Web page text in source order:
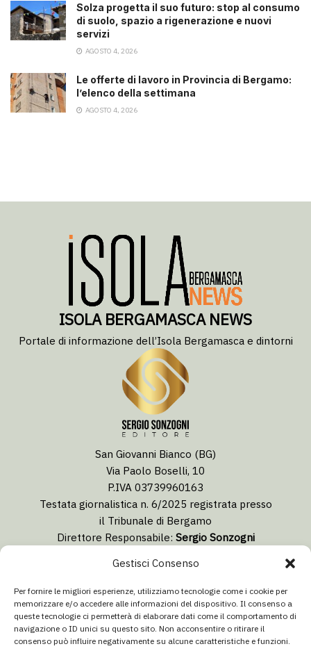
Gestisci Consenso
Per fornire le migliori esperienze, utilizziamo tecnologie come i cookie per
memorizzare e/o accedere alle informazioni del dispositivo. Il consenso a
queste tecnologie ci permetterà di elaborare dati come il comportamento di
navigazione o ID unici su questo sito. Non acconsentire o ritirare il
consenso può influire negativamente su alcune caratteristiche e funzioni.
Solza progetta il suo futuro: stop al consumo
di suolo, spazio a rigenerazione e nuovi
servizi
AGOSTO 4, 2026
Le offerte di lavoro in Provincia di Bergamo:
l’elenco della settimana
AGOSTO 4, 2026
ISOLA BERGAMASCA NEWS
Portale di informazione dell’Isola Bergamasca e dintorni
San Giovanni Bianco (BG)
Via Paolo Boselli, 10
P.IVA 03739960163
Testata giornalistica n. 6/2025 registrata presso
il Tribunale di Bergamo
Direttore Responsabile: Sergio Sonzogni
redazione@isolabergamascanews.it